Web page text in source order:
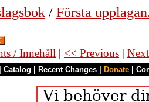
/ Första
/ Innehåll | << Previous |
Catalog Recent Changes Donate